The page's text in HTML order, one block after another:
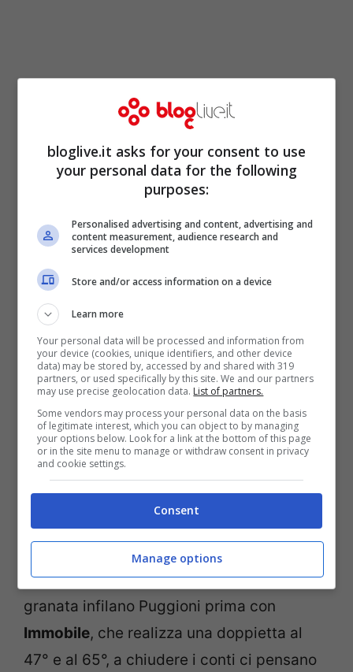
Finisce1 a 1il match traSampdoriae
Eder allo scadere del primo tempo.
Nel secondo tempo rispondono gli uomini
di Donadoni con Lucarelli su assist di
Palladino. Per la squadra di Mihajlovic é il
quinto risultato utile consecutivo, per il
Parma il sesto.
Torinoconferma quanto di buono fatto
vedere nelle partite precedenti
sconfiggendo per4 a 1ilChievo.
Clivensi che passano in vantaggio con
Thereaudopo 9 minuti, nella ripresa i
granata infilano Puggioni prima con
Immobile, che realizza una doppietta al
47° e al 65°, a chiudere i conti ci pensano
bloglive.it asks for your consent to use
your personal data for the following
purposes:
Personalised advertising and content, advertising and
content measurement, audience research and
services development
Store and/or access information on a device
Learn more
Your personal data will be processed and information from
your device (cookies, unique identifiers, and other device
data) may be stored by, accessed by and shared with 319
partners, or used specifically by this site. We and our partners
may use precise geolocation data. List of partners.
Some vendors may process your personal data on the basis
of legitimate interest, which you can object to by managing
your options below. Look for a link at the bottom of this page
or in the site menu to manage or withdraw consent in privacy
and cookie settings.
Consent
Manage options